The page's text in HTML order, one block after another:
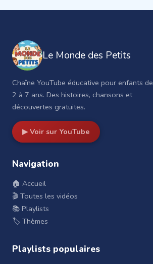
Le Monde des Petits
Chaîne YouTube éducative pour enfants de
2 à 7 ans. Des histoires, chansons et
découvertes gratuites.
▶ Voir sur YouTube
Navigation
🏠 Accueil
🎬 Toutes les vidéos
📚 Playlists
🏷️ Thèmes
Playlists populaires